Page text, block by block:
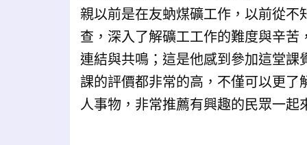
親以前是在友蚋煤礦工作，以前從
查，深入了解礦工工作的難度與辛
連結與共鳴；這是他感到參加這堂
課的評價都非常的高，不僅可以更
人事物，非常推薦有興趣的民眾一起